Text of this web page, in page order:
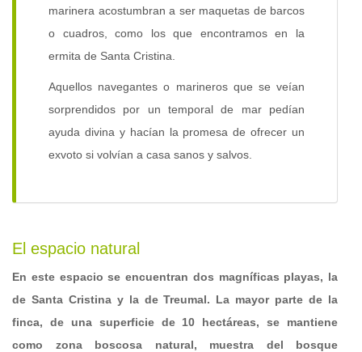
marinera acostumbran a ser maquetas de barcos
o cuadros, como los que encontramos en la
ermita de Santa Cristina.
Aquellos navegantes o marineros que se veían
sorprendidos por un temporal de mar pedían
ayuda divina y hacían la promesa de ofrecer un
exvoto si volvían a casa sanos y salvos.
El espacio natural
En este espacio se encuentran dos magníficas playas, la
de Santa Cristina y la de Treumal. La mayor parte de la
finca, de una superficie de 10 hectáreas, se mantiene
como zona boscosa natural, muestra del bosque